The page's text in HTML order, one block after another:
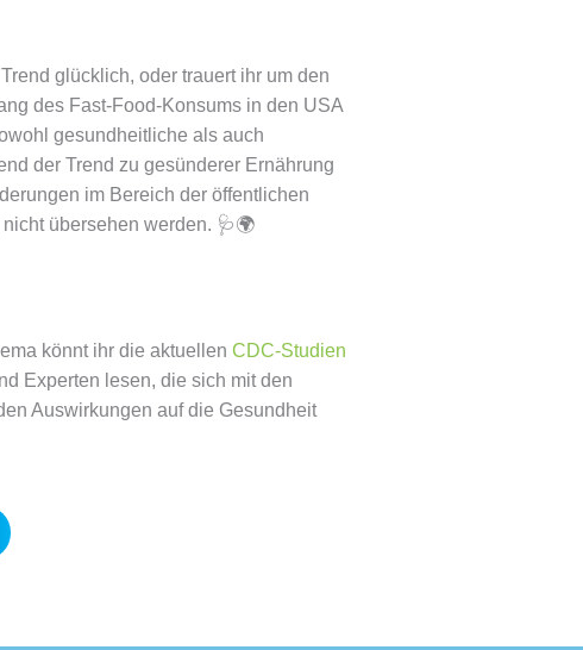
glücklich, oder trauert ihr um den
des Fast-Food-Konsums in den USA
gesundheitliche als auch
der Trend zu gesünderer Ernährung
im Bereich der öffentlichen
übersehen werden. 🩺🌍
könnt ihr die aktuellen CDC-Studien
Experten lesen, die sich mit den
Auswirkungen auf die Gesundheit